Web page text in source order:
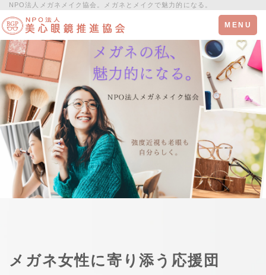
NPO法人メガネメイク協会。メガネとメイクで魅力的になる。
Toggle
navigation
MENU
メガネ女性に寄り添う応援団